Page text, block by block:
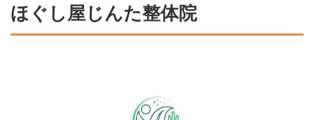
ほぐし屋じんた整体院